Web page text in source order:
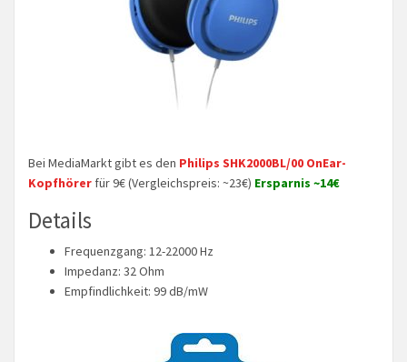
Bei MediaMarkt gibt es den Philips SHK2000BL/00 OnEar-
Kopfhörer für 9€ (Vergleichspreis: ~23€) Ersparnis ~14€
Details
Frequenzgang: 12-22000 Hz
Impedanz: 32 Ohm
Empfindlichkeit: 99 dB/mW